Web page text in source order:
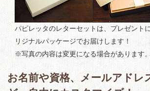
パピレッタのレターセットは、プレゼント
リジナルパッケージでお届けします！
※写真の内容は変更になる場合があります。
お名前や資格、メールアドレ